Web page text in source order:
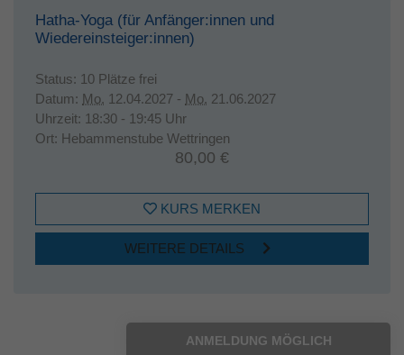
Hatha-Yoga (für Anfänger:innen und
Wiedereinsteiger:innen)
Status: 10 Plätze frei
Datum: Mo. 12.04.2027 - Mo. 21.06.2027
Uhrzeit: 18:30 - 19:45 Uhr
Ort: Hebammenstube Wettringen
80,00 €
KURS MERKEN
WEITERE DETAILS
ANMELDUNG MÖGLICH